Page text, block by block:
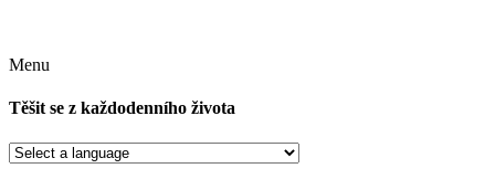
Menu
Těšit se z každodenního života